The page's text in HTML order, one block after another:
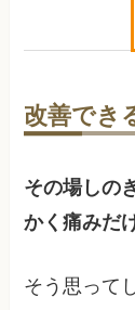
改善でき
その場しの
かく痛みだ
そう思って